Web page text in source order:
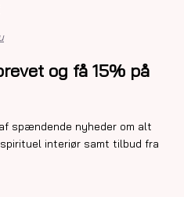
og få 15% på
spændende nyheder om alt
interiør samt tilbud fra